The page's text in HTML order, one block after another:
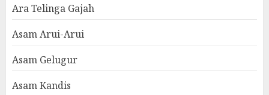
Ara Telinga Gajah
Asam Arui-Arui
Asam Gelugur
Asam Kandis